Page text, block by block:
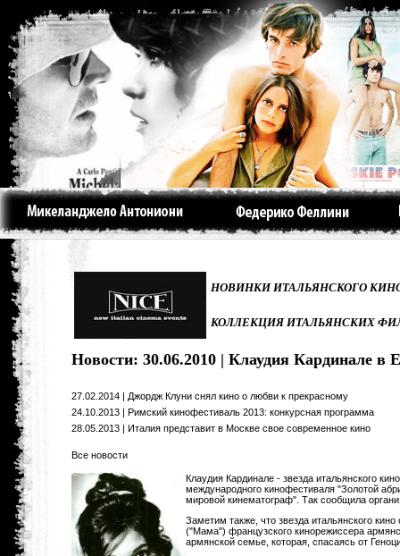
НОВИНКИ ИТАЛЬЯНСКОГО
КОЛЛЕКЦИЯ ИТАЛЬЯНСКИХ
Новости: 30.06.2010 | Клаудия Кардинале в
27.02.2014 | Джордж Клуни снял кино о любви к прекрасному
24.10.2013 | Римский кинофестиваль 2013: конкурсная программа
28.05.2013 | Италия представит в Москве свое современное кино
Все новости
Клаудия Кардинале - звезда итальянского
международного кинофестиваля "Золотой
мировой кинематограф". Так сообщила
Заметим также, что звезда итальянского
("Мама") французского кинорежиссера
армянской семье, которая, спасаясь от